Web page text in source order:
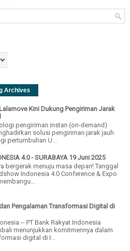
Archives
Kini Dukung Pengiriman Jarak
pengiriman instan (on-demand)
solusi pengiriman jarak jauh
pertumbuhan U...
4.0 - SURABAYA 19 Juni 2025
bergerak menuju masa depan! Tanggal
Indonesia 4.0 Conference & Expo
Pengalaman Transformasi Digital di
-- PT Bank Rakyat Indonesia
menunjukkan komitmennya dalam
digital di I...